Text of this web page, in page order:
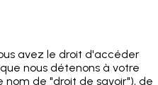
avez le droit d'accéder
nous détenons à votre
de "droit de savoir"), de